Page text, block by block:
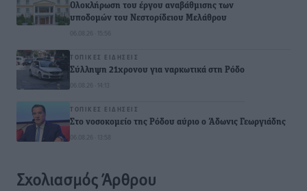
Ολοκλήρωση του έργου αναβάθμισης των
υποδομών του Νεστορίδειου Μελάθρου
ΤΟΠΙΚΈΣ ΕΙΔΉΣΕΙΣ
Σύλληψη 21χρονου για ναρκωτικά στη Ρόδο
06.08.26 · 14:13
ΤΟΠΙΚΈΣ ΕΙΔΉΣΕΙΣ
Στο νοσοκομείο της Ρόδου αύριο ο Άδωνις Γεωργιάδης
Σχολιασμός Άρθρου